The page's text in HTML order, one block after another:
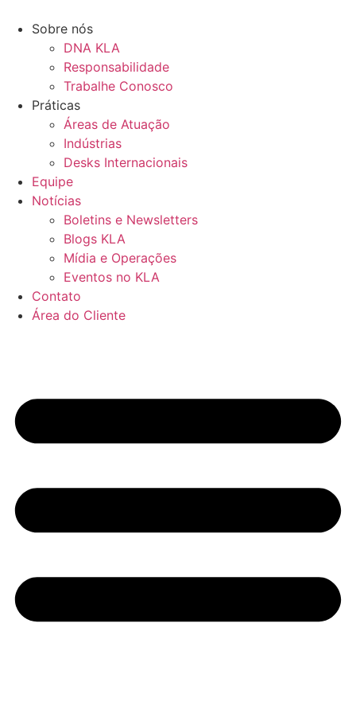
para
conteúdo
Sobre nós
DNA KLA
Responsabilidade
Trabalhe Conosco
Práticas
Áreas de Atuação
Indústrias
Desks Internacionais
Equipe
Notícias
Boletins e Newsletters
Blogs KLA
Mídia e Operações
Eventos no KLA
Contato
Área do Cliente